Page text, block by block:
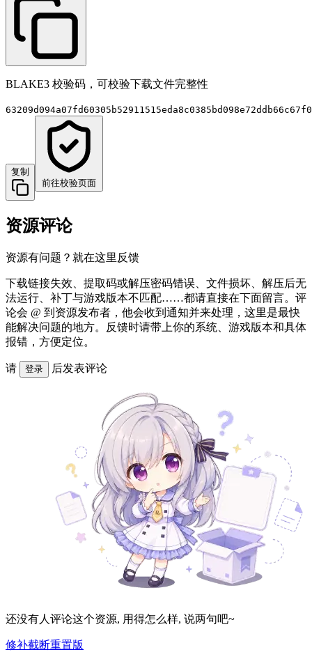
BLAKE3 校验码，可校验下载文件完整性
复制
前往校验页面
资源评论
资源有问题？就在这里反馈
下载链接失效、提取码或解压密码错误、文件损坏、解压后无
法运行、补丁与游戏版本不匹配……都请直接在下面留言。评
论会 @ 到资源发布者，他会收到通知并来处理，这里是最快
能解决问题的地方。反馈时请带上你的系统、游戏版本和具体
报错，方便定位。
请 登录 后发表评论
还没有人评论这个资源, 用得怎么样, 说两句吧~
修补截断重置版